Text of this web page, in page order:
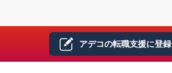
アデコの転職支援に登録